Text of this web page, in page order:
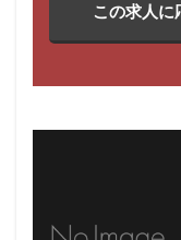
この求人に